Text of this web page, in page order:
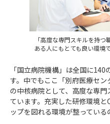
「高度な専門スキルを持
ある人にもとても良い環境で
「国立病院機構」は全国に
す。中でもここ「別府医療セ
の中核病院として、高度な専
ています。充実した研修環境
ップを図れる環境が整っている